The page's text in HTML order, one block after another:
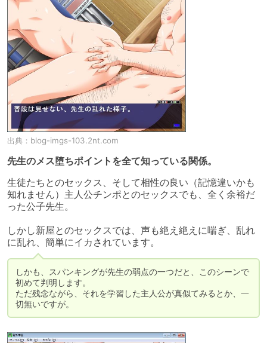
出典： blog-imgs-103.2nt.com
先生のメス堕ちポイントを全て知っている関係。
生徒たちとのセックス、そして相性の良い（記憶違いかも
知れません）主人公チンポとのセックスでも、全く余裕だ
った公子先生。
しかし新屋とのセックスでは、声も絶え絶えに喘ぎ、乱れ
に乱れ、簡単にイカされています。
しかも、スパンキングが先生の弱点の一つだと、このシーンで
初めて判明します。
ただ残念ながら、それを学習した主人公が真似てみるとか、一
切無いですが。